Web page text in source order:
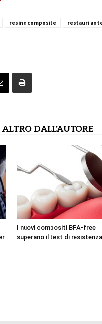
resine composite restauri
ALTRO DALL'AUTORE
I nuovi compositi BPA-free
superano il test di resistenza